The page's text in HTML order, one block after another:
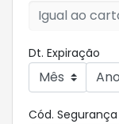
Dt. Expiração
Cód. Segurança